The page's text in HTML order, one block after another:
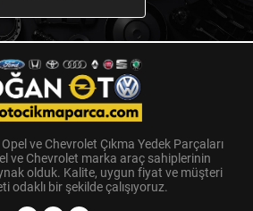
ve Chevrolet Çıkma Yedek Parçaları
ve Chevrolet marka araç sahiplerinin
olduk. Kalite, uygun fiyat ve müşteri
odaklı bir şekilde çalışıyoruz.